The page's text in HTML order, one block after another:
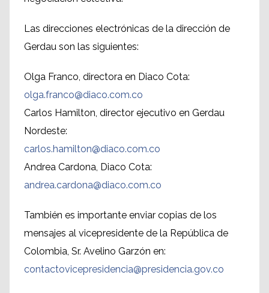
Las direcciones electrónicas de la dirección de
Gerdau son las siguientes:
Olga Franco, directora en Diaco Cota:
olga.franco@diaco.com.co
Carlos Hamilton, director ejecutivo en Gerdau
Nordeste:
carlos.hamilton@diaco.com.co
Andrea Cardona, Diaco Cota:
andrea.cardona@diaco.com.co
También es importante enviar copias de los
mensajes al vicepresidente de la República de
Colombia, Sr. Avelino Garzón en:
contactovicepresidencia@presidencia.gov.co